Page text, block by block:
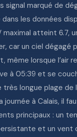
signal marqué de
les données
maximal atteint 6.7,
car un ciel dégagé
même lorsque l’air
à 05:39 et se
très longue plage de
journée à Calais, il
principaux : un
et un vent